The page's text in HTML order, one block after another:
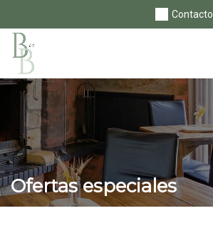
Contacto
Ofertas especiales